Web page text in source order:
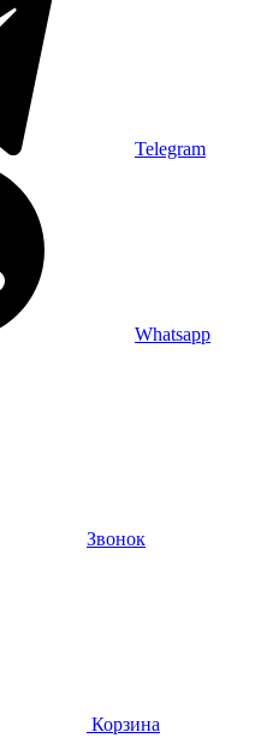
Telegram
Whatsapp
Звонок
Корзина